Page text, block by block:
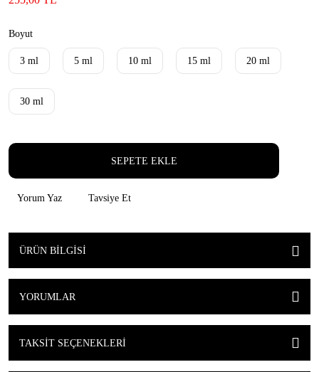
Boyut
3 ml 5 ml 10 ml 15 ml 20 ml
30 ml
SEPETE EKLE
Yorum Yaz Tavsiye Et
ÜRÜN BILGISI
YORUMLAR
TAKSIT SEÇENEKLERI